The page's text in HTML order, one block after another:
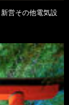
営その他電気設